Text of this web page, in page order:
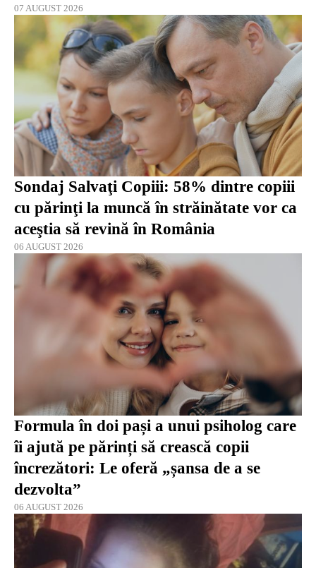
07 AUGUST 2026
Sondaj Salvaţi Copiii: 58% dintre copiii
cu părinţi la muncă în străinătate vor ca
aceştia să revină în România
06 AUGUST 2026
Formula în doi pași a unui psiholog care
îi ajută pe părinți să crească copii
încrezători: Le oferă „șansa de a se
dezvolta”
06 AUGUST 2026